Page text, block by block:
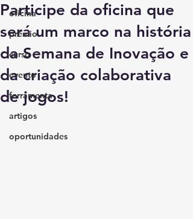
oficina
prêmio
curso
evento
ferramenta
artigos
oportunidades
Participe da oficina que
será um marco na história
da Semana de Inovação e
da criação colaborativa
de jogos!